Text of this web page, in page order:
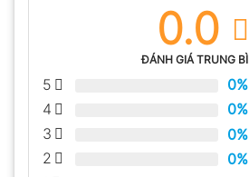
0.0
ĐÁNH GIÁ TRUNG
5 0%
4
0%
3
0%
2
0%